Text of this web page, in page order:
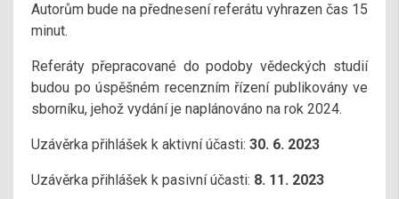
Autorům bude na přednesení referátu vyhrazen čas 15
minut.
Referáty přepracované do podoby vědeckých studií
budou po úspěšném recenzním řízení publikovány ve
sborníku, jehož vydání je naplánováno na rok 2024.
Uzávěrka přihlášek k aktivní účasti: 30. 6. 2023
Uzávěrka přihlášek k pasivní účasti: 8. 11. 2023